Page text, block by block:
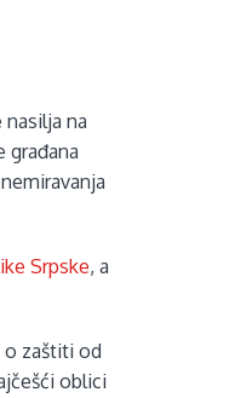
na
građana
Srpske, a
o zaštiti od
oblici